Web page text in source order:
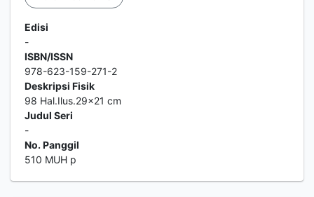
Edisi
-
ISBN/ISSN
978-623-159-271-2
Deskripsi Fisik
98 Hal.Ilus.29x21 cm
Judul Seri
-
No. Panggil
510 MUH p